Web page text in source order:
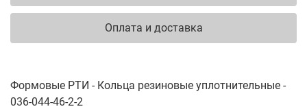
Оплата и доставка
Формовые РТИ - Кольца резиновые уплотнительные -
036-044-46-2-2